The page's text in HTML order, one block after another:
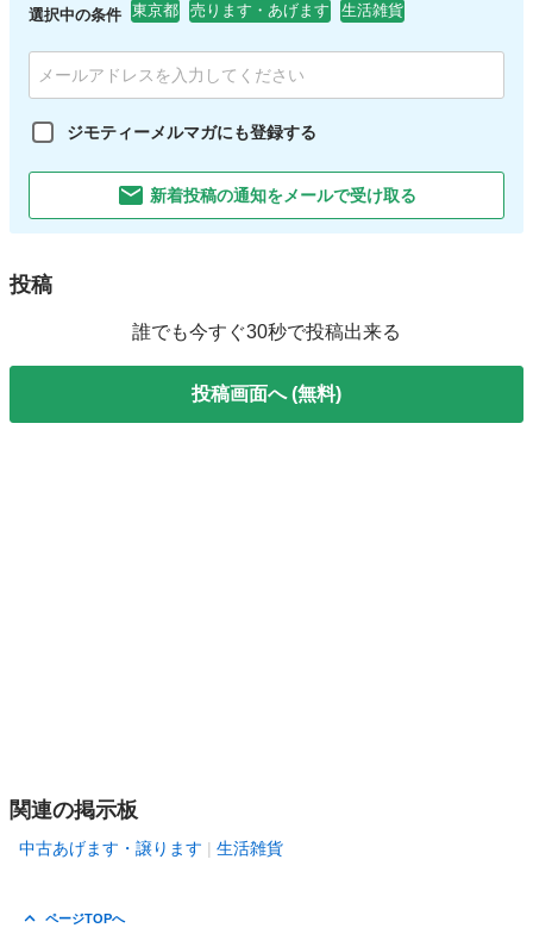
選択中の条件 東京都 売ります・あげます 生活雑貨
ジモティーメルマガにも登録する
新着投稿の通知をメールで受け取る
投稿
誰でも今すぐ30秒で投稿出来る
投稿画面へ (無料)
関連の掲示板
中古あげます・譲ります 生活雑貨
ページTOPへ